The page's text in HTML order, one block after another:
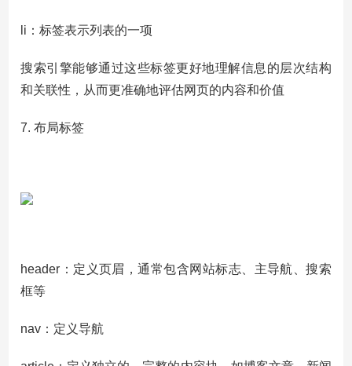
li：标签表示列表的一项
搜索引擎能够通过这些标签更好地理解信息的层次结构
和关联性，从而更准确地评估网页的内容和价值
7. 布局标签
header：定义页眉，通常包含网站标志、主导航、搜索
框等
nav：定义导航